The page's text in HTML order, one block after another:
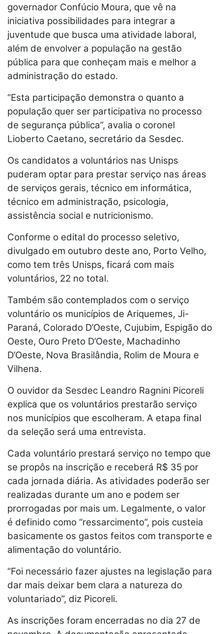
governador Confúcio Moura, que vê na
iniciativa possibilidades para integrar a
juventude que busca uma atividade laboral,
além de envolver a população na gestão
pública para que conheçam mais e melhor a
administração do estado.
“Esta participação demonstra o quanto a
população quer ser participativa no processo
de segurança pública”, avalia o coronel
Lioberto Caetano, secretário da Sesdec.
Os candidatos a voluntários nas Unisps
puderam optar para prestar serviço nas áreas
de serviços gerais, técnico em informática,
técnico em administração, psicologia,
assistência social e nutricionismo.
Conforme o edital do processo seletivo,
divulgado em outubro deste ano, Porto Velho,
como tem três Unisps, ficará com mais
voluntários, 22 no total.
Também são contemplados com o serviço
voluntário os municípios de Ariquemes, Ji-
Paraná, Colorado D’Oeste, Cujubim, Espigão do
Oeste, Ouro Preto D’Oeste, Machadinho
D’Oeste, Nova Brasilândia, Rolim de Moura e
Vilhena.
O ouvidor da Sesdec Leandro Ragnini Picoreli
explica que os voluntários prestarão serviço
nos municípios que escolheram. A etapa final
da seleção será uma entrevista.
Cada voluntário prestará serviço no tempo que
se propôs na inscrição e receberá R$ 35 por
cada jornada diária. As atividades poderão ser
realizadas durante um ano e podem ser
prorrogadas por mais um. Legalmente, o valor
é definido como “ressarcimento”, pois custeia
basicamente os gastos feitos com transporte e
alimentação do voluntário.
“Foi necessário fazer ajustes na legislação para
dar mais deixar bem clara a natureza do
voluntariado”, diz Picoreli.
As inscrições foram encerradas no dia 27 de